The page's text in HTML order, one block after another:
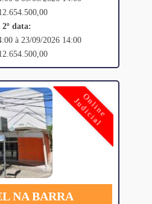
2º data:
à 23/09/2026 14:00
Online
Judicial
NA BARRA